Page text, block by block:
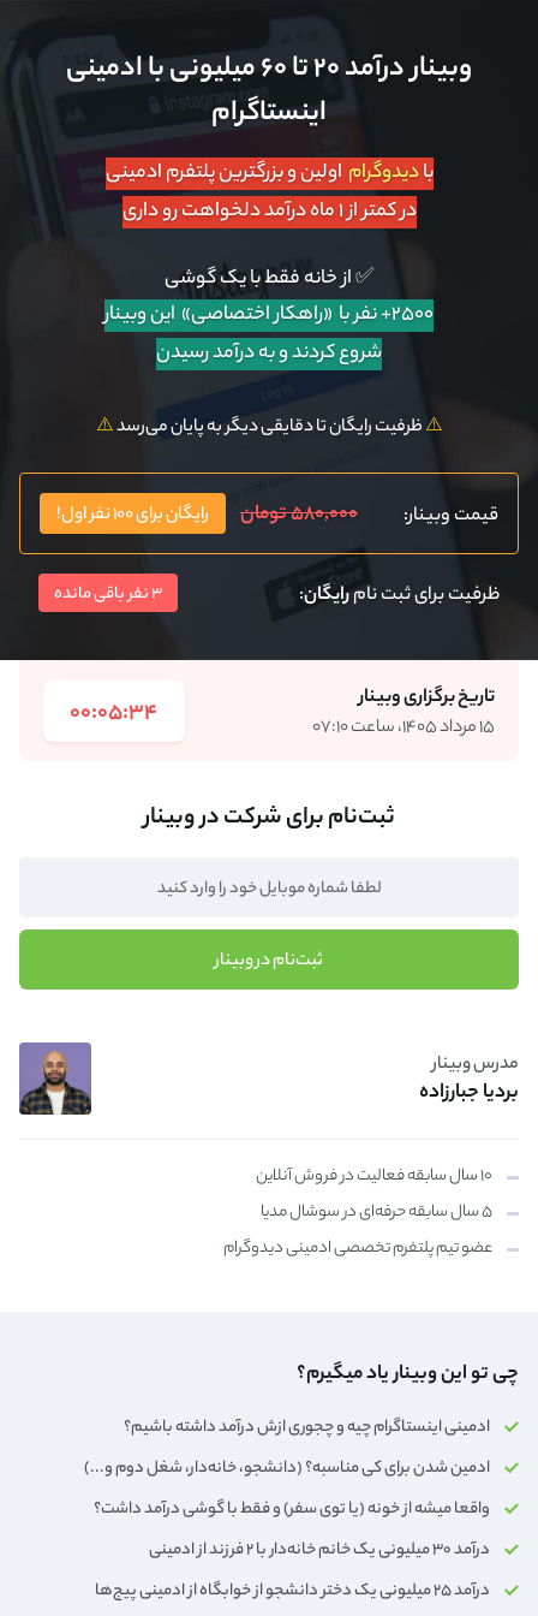
وبینار درآمد ۲۰ تا ۶۰ میلیونی با ادمینی
اینستاگرام
بادیدوگرام اولین و بزرگترین پلتفرم ادمینی
در کمتر از ۱ ماه درآمد دلخواهت رو داری
✅ از خانه فقط با یک گوشی
۲۵۰۰+ نفر با «راهکار اختصاصی»
این وبینار
شروع کردند و به درآمد رسیدن
⚠️ظرفیت رایگان تا دقایقی دیگر به پایان می‌رسد⚠️
قیمت وبینار: ۵۸۰,۰۰۰ تومان رایگان برای ۱۰۰ نفر اول!
ظرفیت برای ثبت نامرایگان: 3 نفر باقی مانده
تاریخ برگزاری وبینار
۱۵ مرداد ۱۴۰۵، ساعت ۰۷:۱۰ 00:05:34
ثبت‌نام برای شرکت در وبینار
ثبت‌نام در وبینار
مدرس وبینار
بردیا جبارزاده
۱۰ سال سابقه فعالیت در فروش آنلاین
۵ سال سابقه حرفه‌ای در سوشال مدیا
عضو تیم پلتفرم تخصصی ادمینی دیدوگرام
چی تو این وبینار یاد میگیرم؟
ادمینی اینستاگرام چیه و چجوری ازش درآمد داشته باشیم؟
ادمین شدن برای کی مناسبه؟ (دانشجو، خانه‌دار،‌ شغل دوم و...)
واقعا میشه از خونه (یا توی سفر) و فقط با گوشی درآمد داشت؟
درآمد ۳۰ میلیونی یک خانم خانه‌دار با ۲ فرزند از ادمینی
درآمد ۲۵ میلیونی یک دختر دانشجو از خوابگاه از ادمینی پیج‌ها